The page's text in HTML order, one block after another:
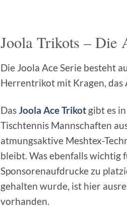
Joola Trikots – Die
Die Joola Ace Serie besteht
Herrentrikot mit Kragen, das
DasJoola Ace Trikot gibt es
Tischtennis Mannschaften
atmungsaktive Meshtex-
bleibt. Was ebenfalls wichtig
Sponsorenaufdrucke zu
gehalten wurde, ist hier
vorhanden.